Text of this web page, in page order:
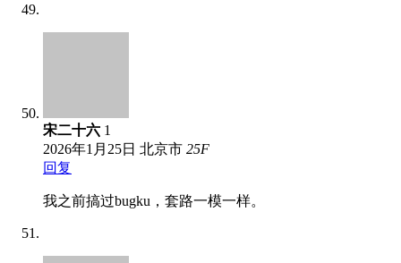
宋二十六 1
2026年1月25日 北京市 25F
回复
我之前搞过bugku，套路一模一样。